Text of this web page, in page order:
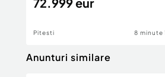
Pitesti 8 minute
Anunturi similare